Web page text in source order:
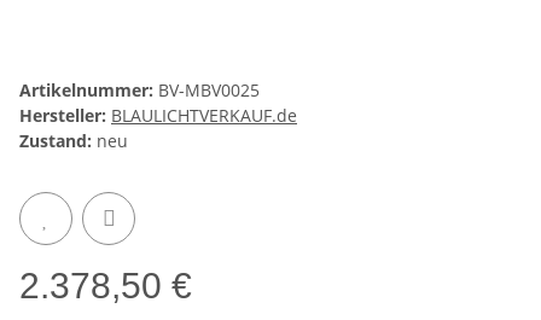
Artikelnummer: BV-MBV0025
Hersteller: BLAULICHTVERKAUF.de
Zustand: neu
2.378,50 €